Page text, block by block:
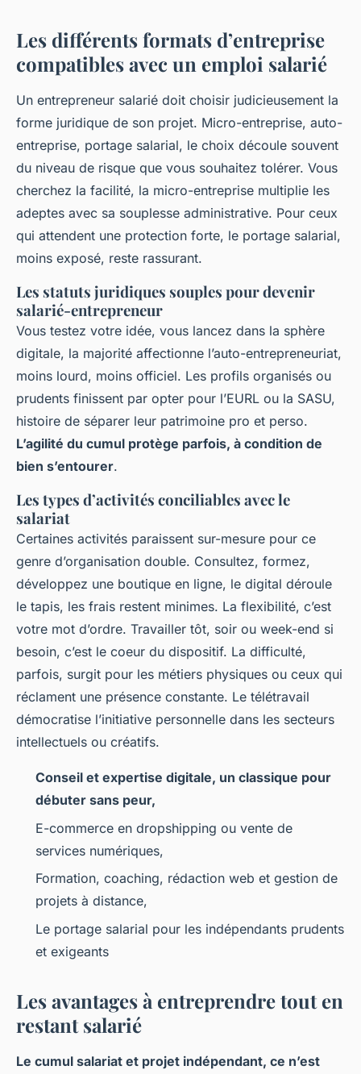
Les différents formats d’entreprise
compatibles avec un emploi salarié
Un entrepreneur salarié doit choisir judicieusement la
forme juridique de son projet. Micro-entreprise, auto-
entreprise, portage salarial, le choix découle souvent
du niveau de risque que vous souhaitez tolérer. Vous
cherchez la facilité, la micro-entreprise multiplie les
adeptes avec sa souplesse administrative. Pour ceux
qui attendent une protection forte, le portage salarial,
moins exposé, reste rassurant.
Les statuts juridiques souples pour devenir
salarié-entrepreneur
Vous testez votre idée, vous lancez dans la sphère
digitale, la majorité affectionne l’auto-entrepreneuriat,
moins lourd, moins officiel. Les profils organisés ou
prudents finissent par opter pour l’EURL ou la SASU,
histoire de séparer leur patrimoine pro et perso.
L’agilité du cumul protège parfois, à condition de
bien s’entourer.
Les types d’activités conciliables avec le
salariat
Certaines activités paraissent sur-mesure pour ce
genre d’organisation double. Consultez, formez,
développez une boutique en ligne, le digital déroule
le tapis, les frais restent minimes. La flexibilité, c’est
votre mot d’ordre. Travailler tôt, soir ou week-end si
besoin, c’est le coeur du dispositif. La difficulté,
parfois, surgit pour les métiers physiques ou ceux qui
réclament une présence constante. Le télétravail
démocratise l’initiative personnelle dans les secteurs
intellectuels ou créatifs.
Conseil et expertise digitale, un classique pour
débuter sans peur,
E-commerce en dropshipping ou vente de
services numériques,
Formation, coaching, rédaction web et gestion de
projets à distance,
Le portage salarial pour les indépendants prudents
et exigeants
Les avantages à entreprendre tout en
restant salarié
Le cumul salariat et projet indépendant, ce n’est